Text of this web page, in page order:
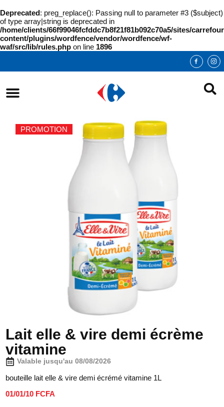
Deprecated: preg_replace(): Passing null to parameter #3 ($subject)
of type array|string is deprecated in
/home/clients/66f99046fcfddc7b8f21f81b092c70a5/sites/
content/plugins/wordfence/vendor/wordfence/wf-
waf/src/lib/rules.php on line 1896
PROMOTION
Lait elle & vire demi écrème
vitamine
Valable jusqu'au 08/08/2026
bouteille lait elle & vire demi écrémé vitamine 1L
01/01/10 FCFA